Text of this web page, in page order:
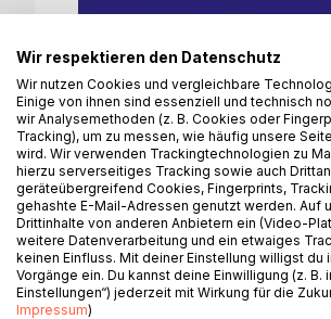
BESCHREIBUNG
Liebe gelingt, wenn unser
ausleben können. Wir sind
erfordert einen großen
Nähe-Distanz-
hierbei, ob die Kooperation
dabei die Nähe lebendig
Wir respektieren den Datenschutz
Wir nutzen Cookies und vergleichbare
Einige von ihnen sind essenziell und technisch
wir Analysemethoden (z. B. Cookies oder
Tracking), um zu messen, wie häufig unsere
wird. Wir verwenden Trackingtechnologien zu
hierzu serverseitiges Tracking sowie auch
geräteübergreifend Cookies, Fingerprints,
gehashte E-Mail-Adressen genutzt werden. Auf
Drittinhalte von anderen Anbietern ein (Video-
weitere Datenverarbeitung und ein etwaiges
keinen Einfluss. Mit deiner Einstellung willigst
Vorgänge ein. Du kannst deine Einwilligung (z. B.
Einstellungen“) jederzeit mit Wirkung für die
Impressum)